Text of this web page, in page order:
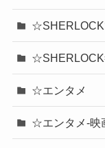
☆エンタメ
☆エンタメ-映